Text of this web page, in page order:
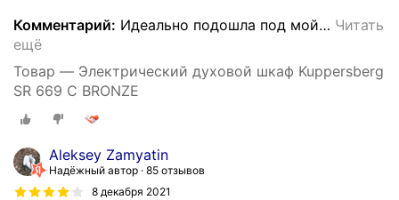
Комментарий: Идеально подошла под мой… Читать
ещё
Товар — Электрический духовой шкаф Kuppersberg
SR 669 C BRONZE
Aleksey Zamyatin
Надёжный автор 85 отзывов
8 декабря 2021